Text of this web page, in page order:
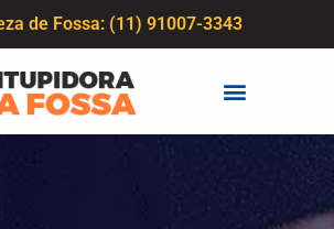
de Fossa: (11) 91007-3343